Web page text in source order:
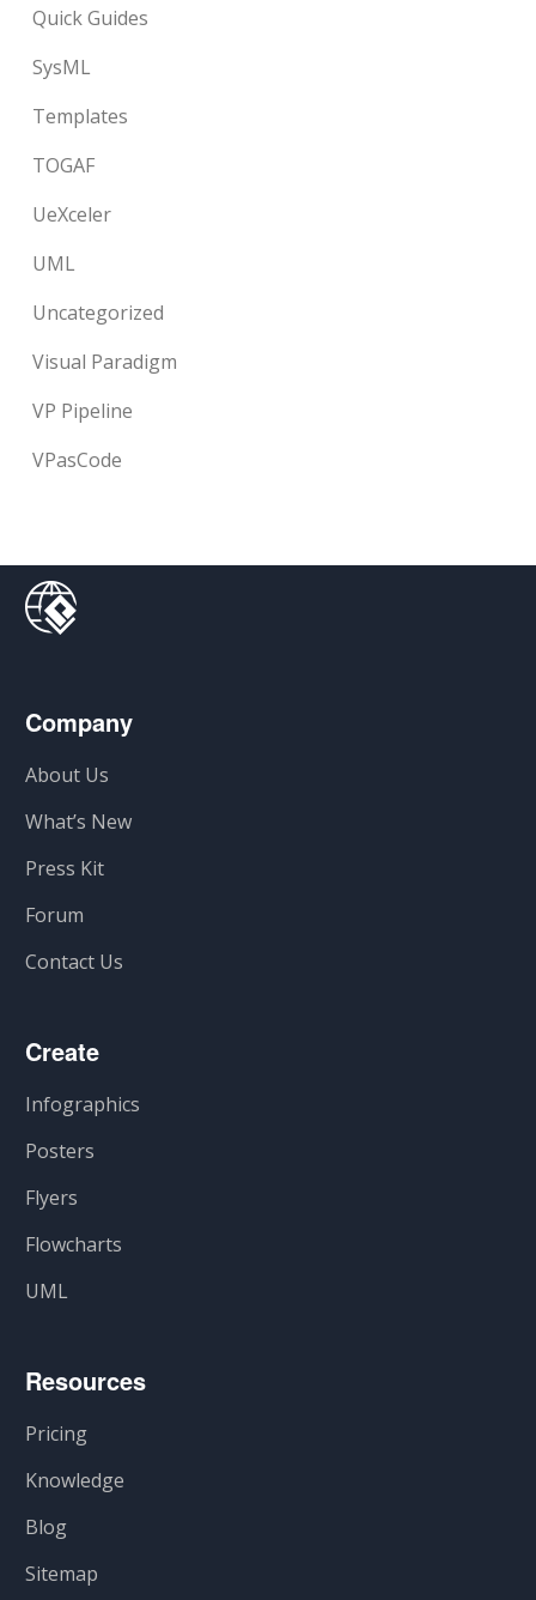
Quick Guides
SysML
Templates
TOGAF
UeXceler
UML
Uncategorized
Visual Paradigm
VP Pipeline
VPasCode
Company
About Us
What’s New
Press Kit
Forum
Contact Us
Create
Infographics
Posters
Flyers
Flowcharts
UML
Resources
Pricing
Knowledge
Blog
Sitemap